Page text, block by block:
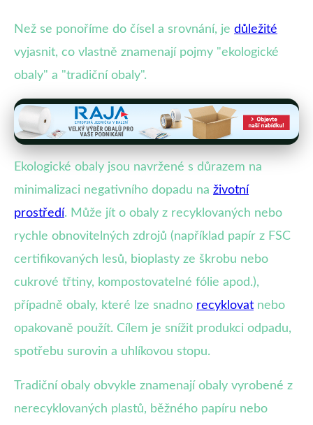
Než se ponoříme do čísel a srovnání, je důležité
vyjasnit, co vlastně znamenají pojmy "ekologické
obaly" a "tradiční obaly".
Ekologické obaly jsou navržené s důrazem na
minimalizaci negativního dopadu na životní
prostředí. Může jít o obaly z recyklovaných nebo
rychle obnovitelných zdrojů (například papír z FSC
certifikovaných lesů, bioplasty ze škrobu nebo
cukrové třtiny, kompostovatelné fólie apod.),
případně obaly, které lze snadno recyklovat nebo
opakovaně použít. Cílem je snížit produkci odpadu,
spotřebu surovin a uhlíkovou stopu.
Tradiční obaly obvykle znamenají obaly vyrobené z
nerecyklovaných plastů, běžného papíru nebo